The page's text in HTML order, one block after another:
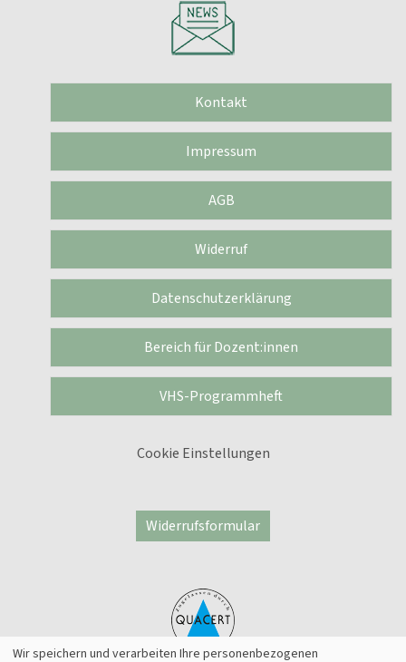
Kontakt
Impressum
AGB
Widerruf
Datenschutzerklärung
Bereich für Dozent:innen
VHS-Programmheft
Cookie Einstellungen
Widerrufsformular
Wir speichern und verarbeiten Ihre personenbezogenen